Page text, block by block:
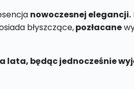
nowoczesnej elegancji.
błyszczące,pozłacane
lata, będąc jednocześnie